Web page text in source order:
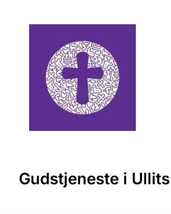
Gudstjeneste i